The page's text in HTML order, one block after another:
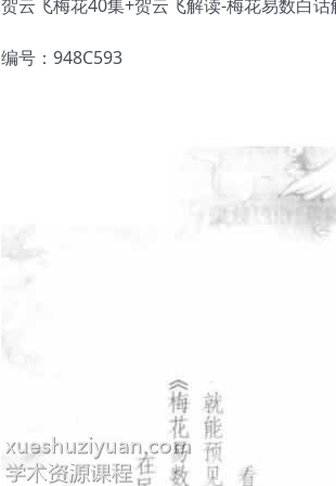
贺云飞梅花40集+贺云飞解读-梅花易数白话
编号：948C593